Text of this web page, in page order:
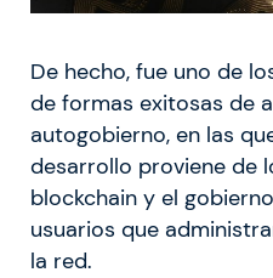
De hecho, fue uno de
de formas exitosas de
autogobierno, en las
desarrollo proviene de
blockchain y el
usuarios que
la red.